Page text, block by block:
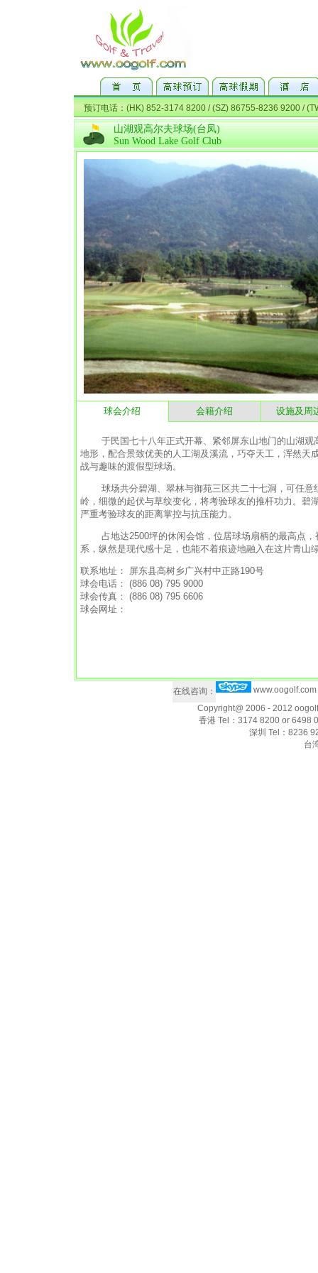
山湖观高尔夫球场(台凤)
Sun Wood Lake Golf Club
球会介绍 会籍介绍 设施及周
于民国七十八年正式开幕、紧邻屏东山地门的山湖观
地形，配合景致优美的人工湖及溪流，巧夺天工，浑然天
战与趣味的渡假型球场。
球场共分碧湖、翠林与御苑三区共二十七洞，可任意
岭，细微的起伏与草纹变化，将考验球友的推杆功力。碧
严重考验球友的距离掌控与抗压能力。
占地达2500坪的休闲会馆，位居球场扇柄的最高点，
系，纵然是现代感十足，也能不着痕迹地融入在这片青山
联系地址： 屏东县高树乡广兴村中正路190号
球会电话： (886 08) 795 9000
球会传真： (886 08) 795 6606
球会网址：